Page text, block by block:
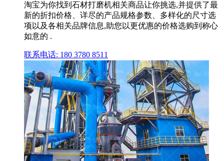
淘宝为你找到石材打磨机相关商品让你挑选,并提供了最
新的折扣价格、详尽的产品规格参数、多样化的尺寸选
项以及各相关品牌信息,助您以更优惠的价格选购到称心
如意的 .
联系电话: 180 3780 8511